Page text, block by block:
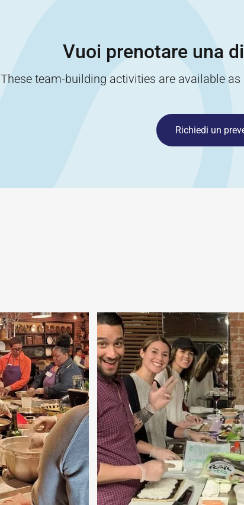
Vuoi prenotare una
These team-building activities are available
Richiedi un